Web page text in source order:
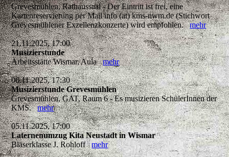
Grevesmühlen, Rathaussaal - Der Eintritt ist frei, eine
Kartenreservierung per Mail info (at) kms-nwm.de (Stichwort
Grevesmühlener Exzellenzkonzerte) wird empfohlen.mehr
21.11.2025, 17:00
Musizierstunde
Arbeitsstätte Wismar, Aulamehr
06.11.2025, 17:30
Musizierstunde Grevesmühlen
Grevesmühlen, GAT, Raum 6 - Es musizieren SchülerInnen der
KMS.mehr
05.11.2025, 17:00
Laternenumzug Kita Neustadt in Wismar
Bläserklasse J. Rohloffmehr